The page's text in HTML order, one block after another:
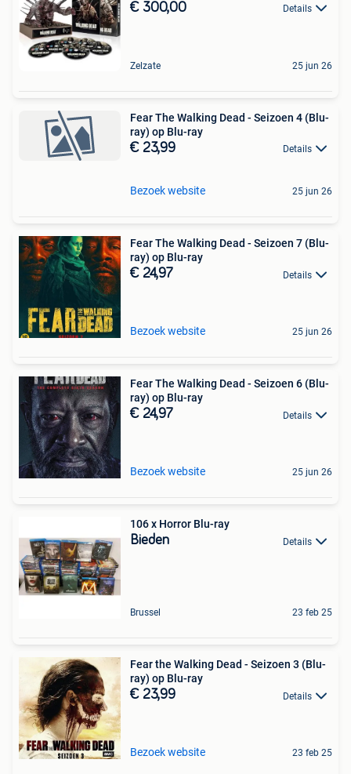
€ 300,00 Details
Zelzate 25 jun 26
Fear The Walking Dead - Seizoen 4 (Blu-
ray) op Blu-ray
€ 23,99 Details
Bezoek website 25 jun 26
Fear The Walking Dead - Seizoen 7 (Blu-
ray) op Blu-ray
€ 24,97 Details
Bezoek website 25 jun 26
Fear The Walking Dead - Seizoen 6 (Blu-
ray) op Blu-ray
€ 24,97 Details
Bezoek website 25 jun 26
106 x Horror Blu-ray
Bieden Details
Brussel 23 feb 25
Fear the Walking Dead - Seizoen 3 (Blu-
ray) op Blu-ray
€ 23,99 Details
Bezoek website 23 feb 25